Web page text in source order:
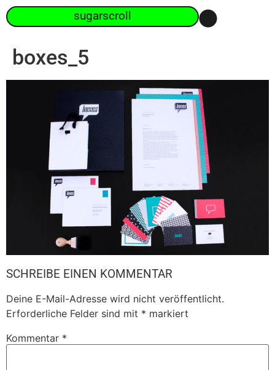
sugarscroll
boxes_5
SCHREIBE EINEN KOMMENTAR
Deine E-Mail-Adresse wird nicht veröffentlicht.
Erforderliche Felder sind mit * markiert
Kommentar *